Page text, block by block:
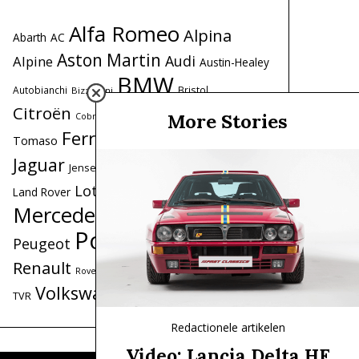
Abarth AC Alfa Romeo Alpina
Alpine Aston Martin Audi Austin-Healey
Autobianchi Bizzarrini BMW Bristol
Citroën Cobra Datsun De
Tomaso Ferrari
Jaguar Jensen LamborghiniLancia
Land Rover Lotus Maserati Mercedes
Mercedes-Benz MG MINI
Peugeot Porsche Range Rover
Renault Rover Saab Simca Toyota Triumph
TVR Volkswagen Volvo
More Stories
Redactionele artikelen